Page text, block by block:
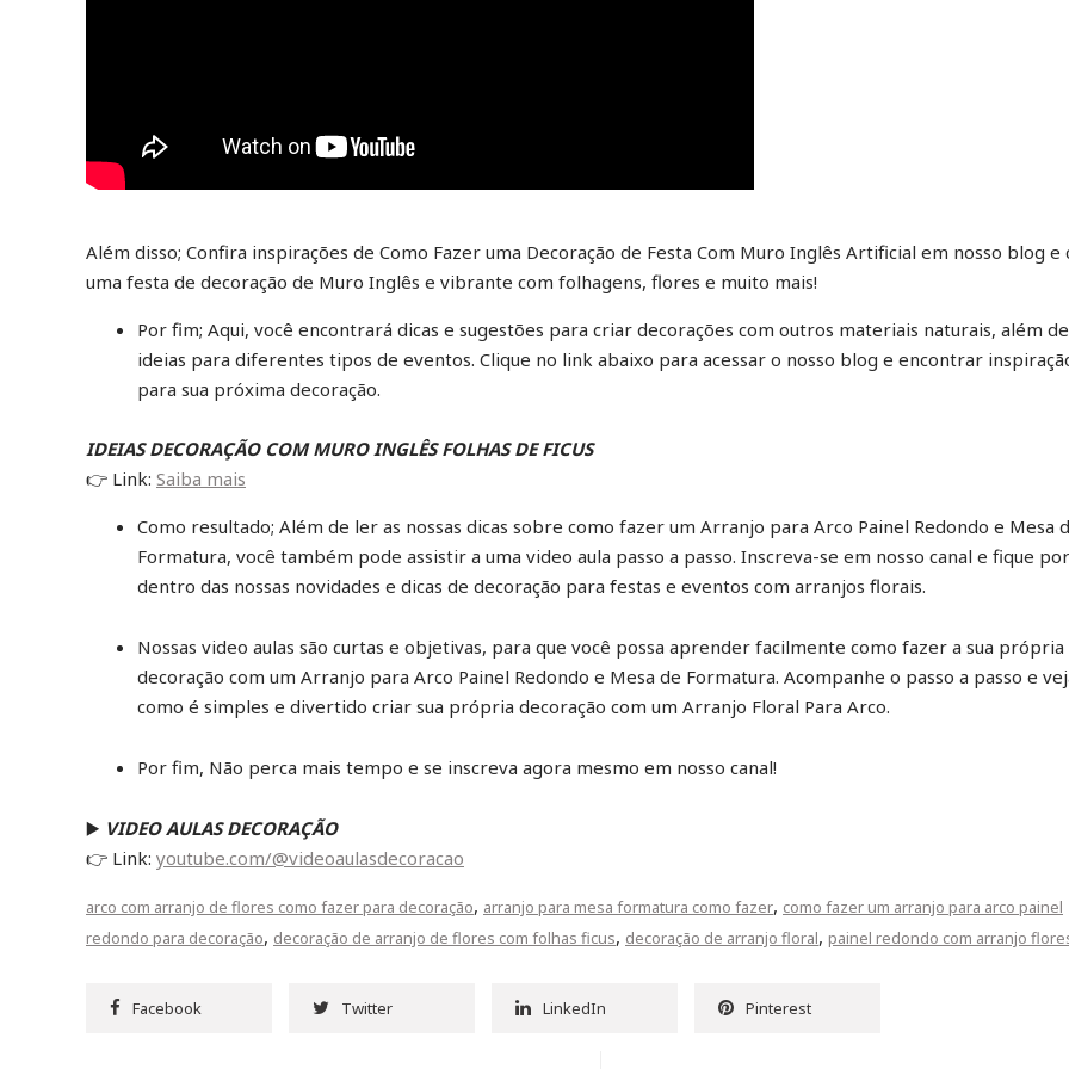
Além disso; Confira inspirações de Como Fazer uma Decoração de Festa Com Muro Inglês Artificial em nosso blog e
uma festa de decoração de Muro Inglês e vibrante com folhagens, flores e muito mais!
Por fim; Aqui, você encontrará dicas e sugestões para criar decorações com outros materiais naturais, além de
ideias para diferentes tipos de eventos. Clique no link abaixo para acessar o nosso blog e encontrar
para sua próxima decoração.
IDEIAS DECORAÇÃO COM MURO INGLÊS FOLHAS DE FICUS
👉 Link: Saiba mais
Como resultado; Além de ler as nossas dicas sobre como fazer um Arranjo para Arco Painel Redondo e Mesa
Formatura, você também pode assistir a uma video aula passo a passo. Inscreva-se em nosso canal e fique por
dentro das nossas novidades e dicas de decoração para festas e eventos com arranjos florais.
Nossas video aulas são curtas e objetivas, para que você possa aprender facilmente como fazer a sua própria
decoração com um Arranjo para Arco Painel Redondo e Mesa de Formatura. Acompanhe o passo a passo e
como é simples e divertido criar sua própria decoração com um Arranjo Floral Para Arco.
Por fim, Não perca mais tempo e se inscreva agora mesmo em nosso canal!
▶️ VIDEO AULAS DECORAÇÃO
👉 Link: youtube.com/@videoaulasdecoracao
arco com arranjo de flores como fazer para decoração, arranjo para mesa formatura como fazer, como fazer um arranjo para arco painel
redondo para decoração, decoração de arranjo de flores com folhas ficus, decoração de arranjo floral, painel redondo com arranjo
Facebook Twitter LinkedIn Pinterest